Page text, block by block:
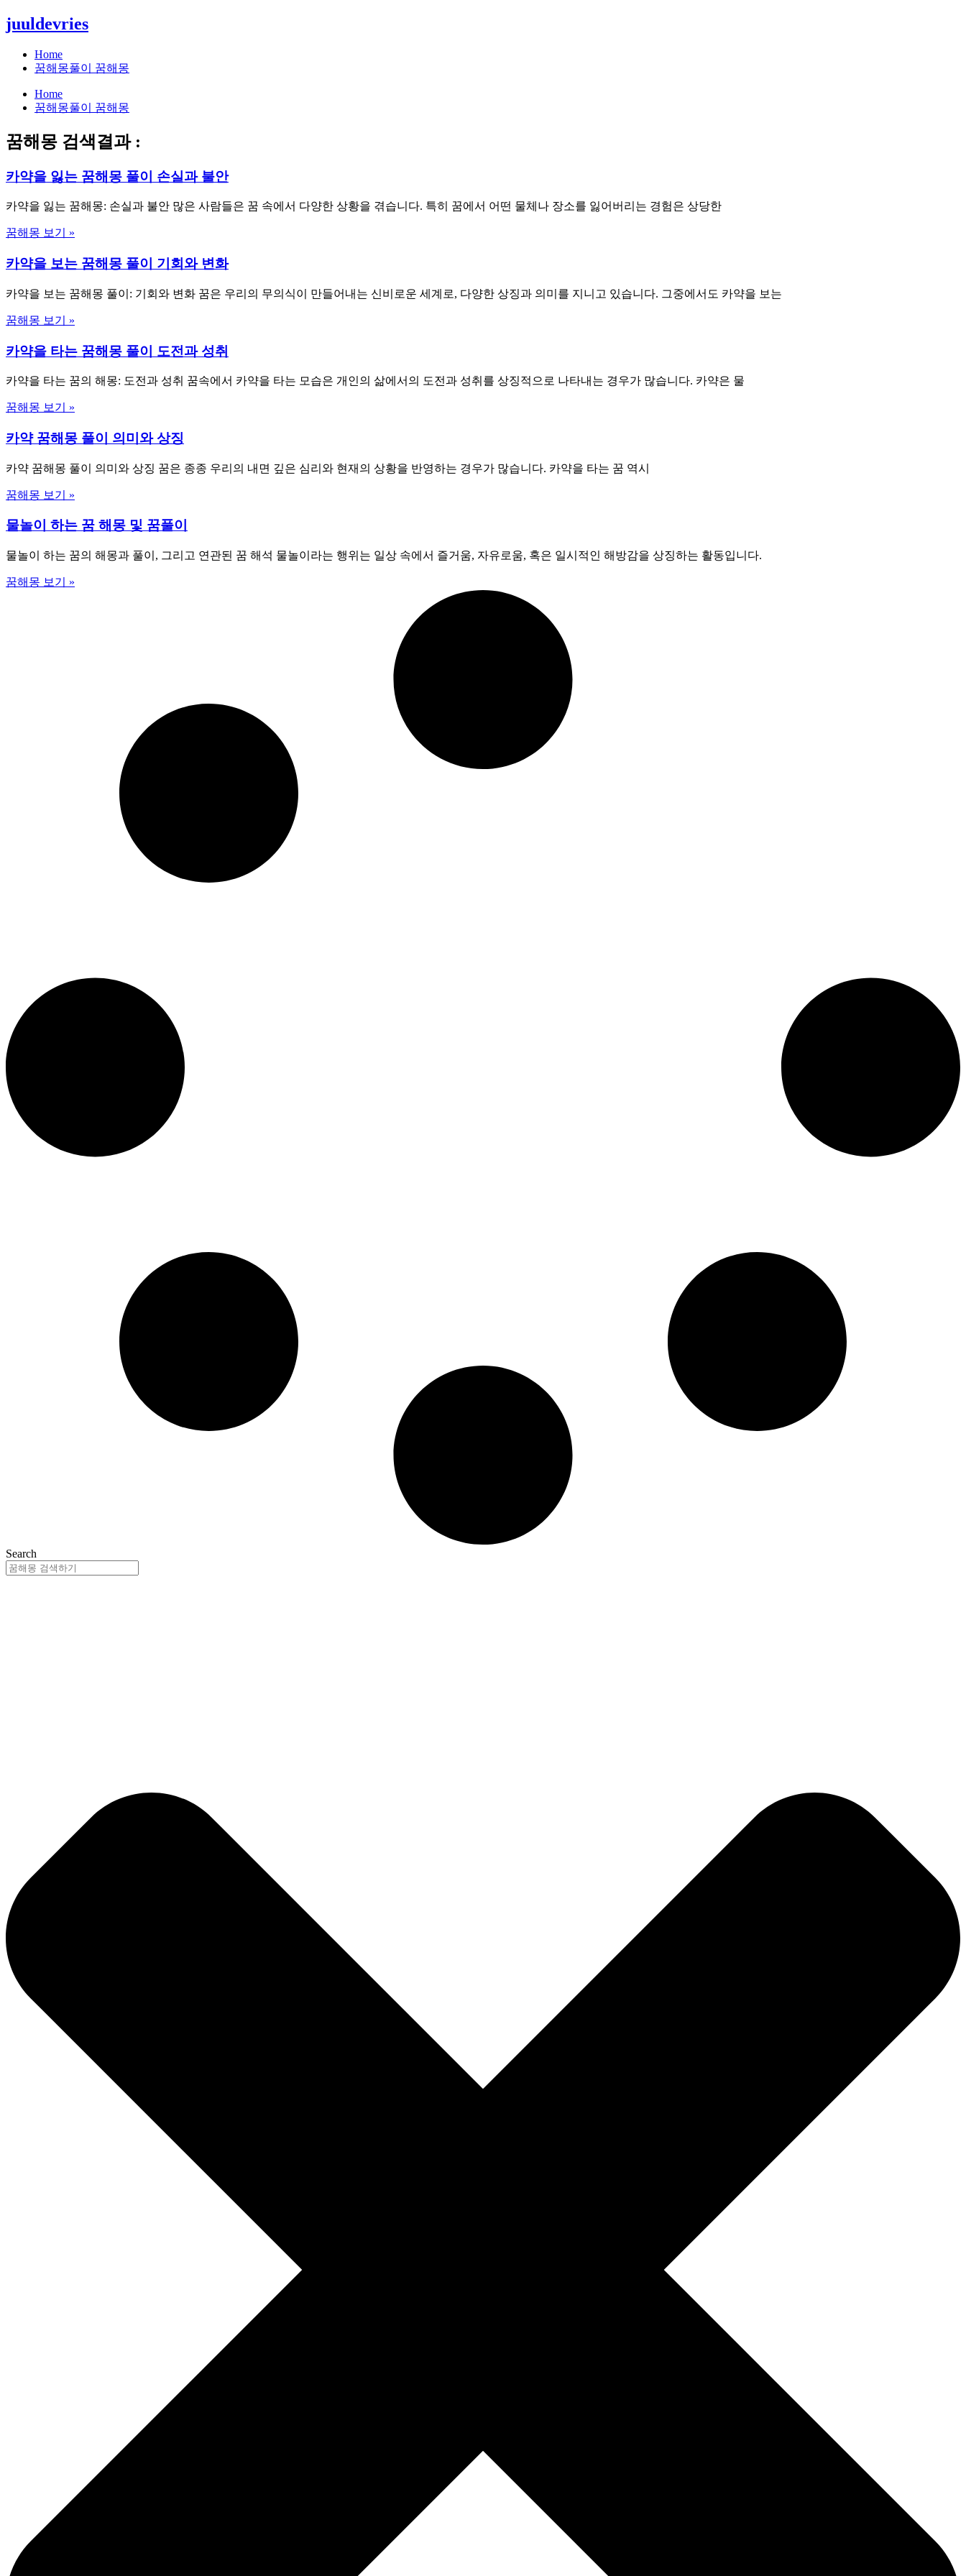
콘
텐
juuldevries
Home
꿈해몽풀이 꿈해몽
Home
꿈해몽풀이 꿈해몽
꿈해몽 검색결과 :
카약을 잃는 꿈해몽 풀이 손실과 불안
카약을 잃는 꿈해몽: 손실과 불안 많은 사람들은 꿈 속에서 다양한 상황을 겪습니다. 특히 꿈에서 어떤 물체나 장소를 잃어버리는 경험은 상당한
꿈해몽 보기 »
카약을 보는 꿈해몽 풀이 기회와 변화
카약을 보는 꿈해몽 풀이: 기회와 변화 꿈은 우리의 무의식이 만들어내는 신비로운 세계로, 다양한 상징과 의미를 지니고 있습니다. 그중에서도 카약을 보는
꿈해몽 보기 »
카약을 타는 꿈해몽 풀이 도전과 성취
카약을 타는 꿈의 해몽: 도전과 성취 꿈속에서 카약을 타는 모습은 개인의 삶에서의 도전과 성취를 상징적으로 나타내는 경우가 많습니다. 카약은 물
꿈해몽 보기 »
카약 꿈해몽 풀이 의미와 상징
카약 꿈해몽 풀이 의미와 상징 꿈은 종종 우리의 내면 깊은 심리와 현재의 상황을 반영하는 경우가 많습니다. 카약을 타는 꿈 역시
꿈해몽 보기 »
물놀이 하는 꿈 해몽 및 꿈풀이
물놀이 하는 꿈의 해몽과 풀이, 그리고 연관된 꿈 해석 물놀이라는 행위는 일상 속에서 즐거움, 자유로움, 혹은 일시적인 해방감을 상징하는 활동입니다.
꿈해몽 보기 »
Search